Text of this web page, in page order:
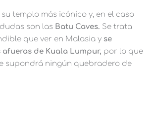
su templo más icónico y, en el caso
son las Batu Caves. Se trata
que ver en Malasia y se
de Kuala Lumpur, por lo que
supondrá ningún quebradero de